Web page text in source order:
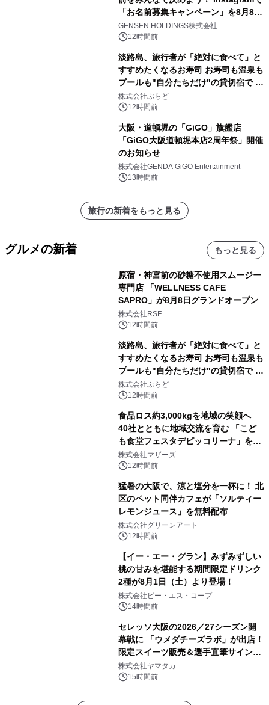
「お名前募集キャンペーン」を8月8日
(土)より開催
GENSEN HOLDINGS株式会社
12時間前
淡路島、旅行者が「絶対に食べて」と
すすめたくなるお寿司 お寿司も温泉も
プールも"自分たちだけ"の貸切宿で 1
日1組限定「岩屋温泉 絵島別庭 海と
森」の握り寿司プラン
株式会社ぷらど
12時間前
大阪・道頓堀の「GiGO」旗艦店
「GiGO大阪道頓堀本店2周年祭」開催
のお知らせ
株式会社GENDA GiGO Entertainment
13時間前
旅行の新着をもっと見る
グルメの新着 もっと見る
原宿・神宮前の砂糖不使用スムージー
専門店 「WELLNESS CAFE
SAPRO」が8月8日グランドオープン
株式会社RSF
12時間前
淡路島、旅行者が「絶対に食べて」と
すすめたくなるお寿司 お寿司も温泉も
プールも"自分たちだけ"の貸切宿で 1
日1組限定「岩屋温泉 絵島別庭 海と
森」の握り寿司プラン
株式会社ぷらど
12時間前
食品ロス約3,000kgを地域の笑顔へ
40社とともに地域交流を育む 「こど
も食堂フェスタデピッコリーナ」を9
月5日(土)開催
株式会社マザーズ
12時間前
猛暑の大阪で、涼と塩分を一杯に！ 北
区のペット同伴カフェが「ソルティー
レモンジュース」を無料配布
株式会社グリーンアート
12時間前
【イー・エー・グラン】みずみずしい
桃の甘みを堪能する期間限定ドリンク
2種が8月1日（土）より登場！
株式会社ピー・エス・コープ
14時間前
セレッソ大阪の2026／27シーズン開
幕戦に 「ウメダチーズラボ」が出店！
限定スイーツ販売＆選手直筆サイング
ッズが当たる抽選会を 8月8日に開催
株式会社ヤマタカ
15時間前